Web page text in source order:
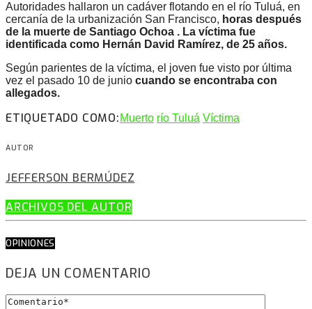
Autoridades hallaron un cadáver flotando en el río Tuluá, en
cercanía de la urbanización San Francisco, horas después
de la muerte de Santiago Ochoa . La víctima fue
identificada como Hernán David Ramírez, de 25 años.
Según parientes de la víctima, el joven fue visto por última
vez el pasado 10 de junio cuando se encontraba con
allegados.
ETIQUETADO COMO: Muerto río Tuluá Víctima
AUTOR
JEFFERSON BERMÚDEZ
ARCHIVOS DEL AUTOR
OPINIONES
DEJA UN COMENTARIO